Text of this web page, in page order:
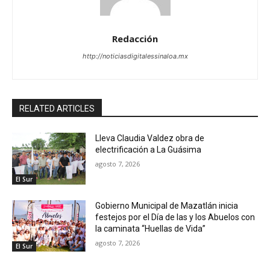
Redacción
http://noticiasdigitalessinaloa.mx
RELATED ARTICLES
El Sur
Lleva Claudia Valdez obra de
electrificación a La Guásima
agosto 7, 2026
El Sur
Gobierno Municipal de Mazatlán inicia
festejos por el Día de las y los Abuelos con
la caminata “Huellas de Vida”
agosto 7, 2026